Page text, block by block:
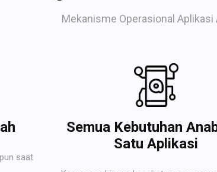
Mekanisme Operasional Aplikasi
saat
Semua Kebutuhan
Satu Aplikasi